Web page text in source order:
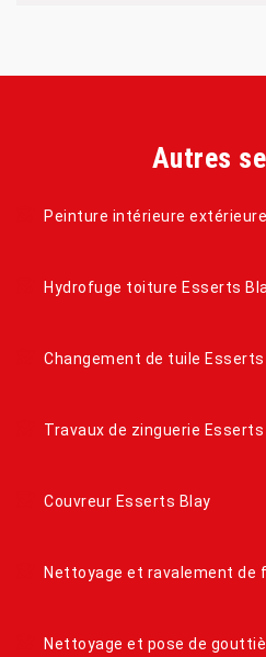
Autres
Peinture intérieure
Hydrofuge toiture Esserts
Changement de tuile Esserts
Travaux de zinguerie Esserts
Couvreur Esserts Blay
Nettoyage et ravalement de
Nettoyage et pose de